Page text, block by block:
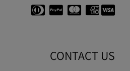
CONTACT US